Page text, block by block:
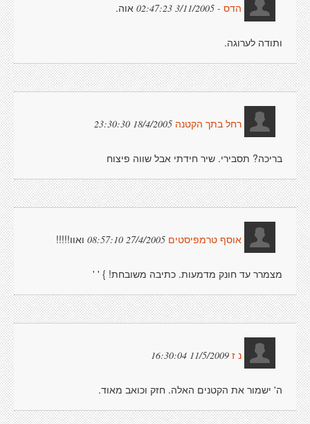
הדס - 3/11/2005 02:47:23 אוה.
ותודה לערוגה.
רחל בתך הקטנה 18/4/2005 23:30:30
בריכה? תסבירי. שיר חידתי אבל שווה פיצוח
אוסף טרמפיסטים 27/4/2005 08:57:10 ואוו!!!!!
מצמרר עד חונק מדמעות. כתיבה משובחת! } ' '
נ ז 11/5/2009 16:30:04
ה' ישמור את הקטנים האלה. חזק וכואב מאוד.